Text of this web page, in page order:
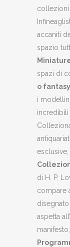
collezioni
accaniti
spazio
spazi di
o fantasy
i
incredibili
esclusive,
di H. P.
compare
disegnato
aspetta